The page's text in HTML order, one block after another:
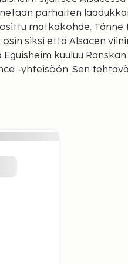
parhaiten
matkakohde.
siksi että Alsacen
kuuluu
-yhteisöön. Sen
Mukulakivikadut ja
National Grand Prix of
-kilpailussa vuonna
lomalla.
-huvipuistossa